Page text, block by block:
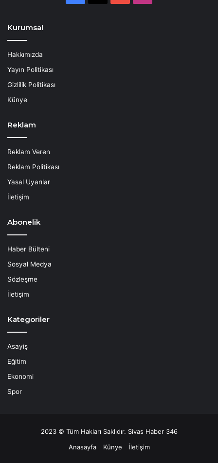
Kurumsal
Hakkımızda
Yayın Politikası
Gizlilik Politikası
Künye
Reklam
Reklam Veren
Reklam Politikası
Yasal Uyarılar
İletişim
Abonelik
Haber Bülteni
Sosyal Medya
Sözleşme
İletişim
Kategoriler
Asayiş
Eğitim
Ekonomi
Spor
2023 © Tüm Hakları Saklıdır. Sivas Haber 346
Anasayfa
Künye İletişim